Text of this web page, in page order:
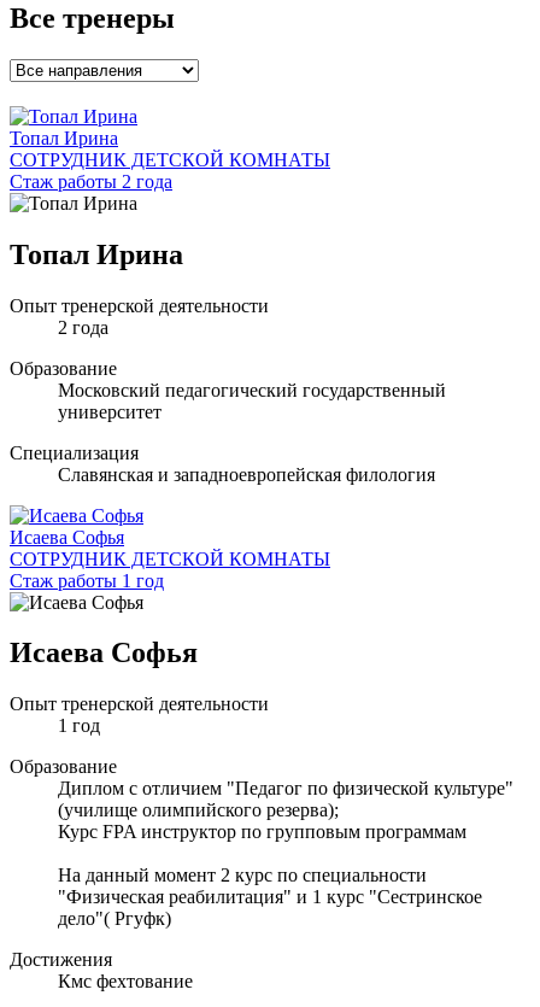
Все тренеры
Топал Ирина
СОТРУДНИК ДЕТСКОЙ КОМНАТЫ
Стаж работы 2 года
Топал Ирина
Опыт тренерской деятельности
2 года
Образование
Московский педагогический государственный
университет
Специализация
Славянская и западноевропейская филология
Исаева Софья
СОТРУДНИК ДЕТСКОЙ КОМНАТЫ
Стаж работы 1 год
Исаева Софья
Опыт тренерской деятельности
1 год
Образование
Диплом с отличием "Педагог по физической культуре"
(училище олимпийского резерва);
Курс FPA инструктор по групповым программам
На данный момент 2 курс по специальности
"Физическая реабилитация" и 1 курс "Сестринское
дело"( Ргуфк)
Достижения
Кмс фехтование